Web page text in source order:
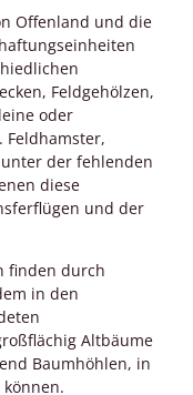
Offenland und die
Feldgehölzen,
oder
Feldhamster,
der fehlenden
diese
und der
finden durch
in den
Altbäume
Baumhöhlen, in